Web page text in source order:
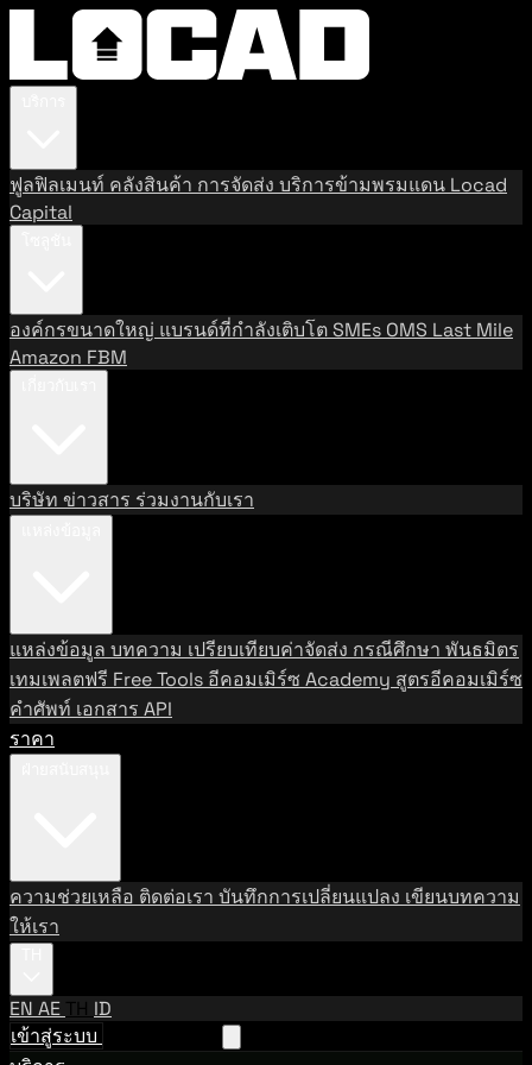
ฟูลฟิลเมนท์ คลังสินค้า การจัดส่ง บริการข้ามพรมแดน Locad
Capital
องค์กรขนาดใหญ่ แบรนด์ที่กำลังเติบโตSMEs OMS Last Mile
Amazon FBM
บริษัท ข่าวสาร ร่วมงานกับเรา
แหล่งข้อมูล บทความ เปรียบเทียบค่าจัดส่ง กรณีศึกษา พันธมิตร
เทมเพลตฟรี Free Tools อีคอมเมิร์ซ Academy สูตรอีคอมเมิร์ซ
คำศัพท์ เอกสาร API
ราคา
ความช่วยเหลือ ติดต่อเรา บันทึกการเปลี่ยนแปลง เขียนบทความ
ให้เรา
EN AE TH ID
เข้าสู่ระบบ